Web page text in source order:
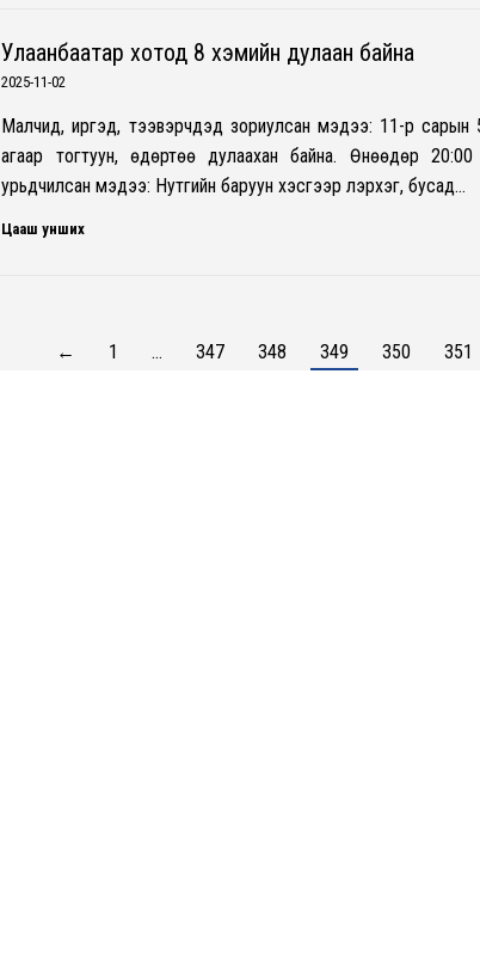
Улаанбаатар хотод 8 хэмийн дулаан байна
2025-11-02
Малчид, иргэд, тээвэрчдэд зориулсан мэдээ: 11-р сарын 5
агаар тогтуун, өдөртөө дулаахан байна. Өнөөдөр 20:00
урьдчилсан мэдээ: Нутгийн баруун хэсгээр үүлэрхэг, бусад…
Цааш унших
← 1 … 347 348 349 350 351